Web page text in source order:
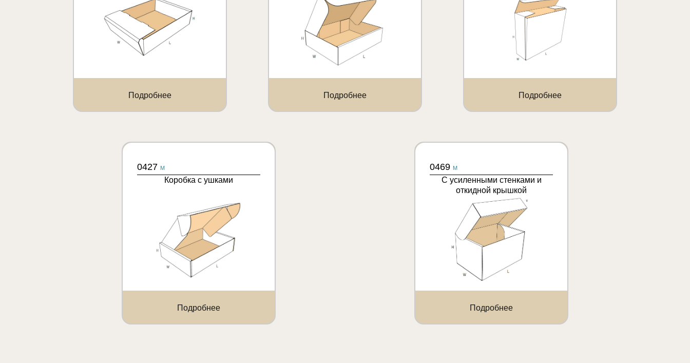
Подробнее Подробнее Подробнее
0427 M
Коробка с ушками
Подробнее
0469 M
С усиленными стенками и
откидной крышкой
Подробнее